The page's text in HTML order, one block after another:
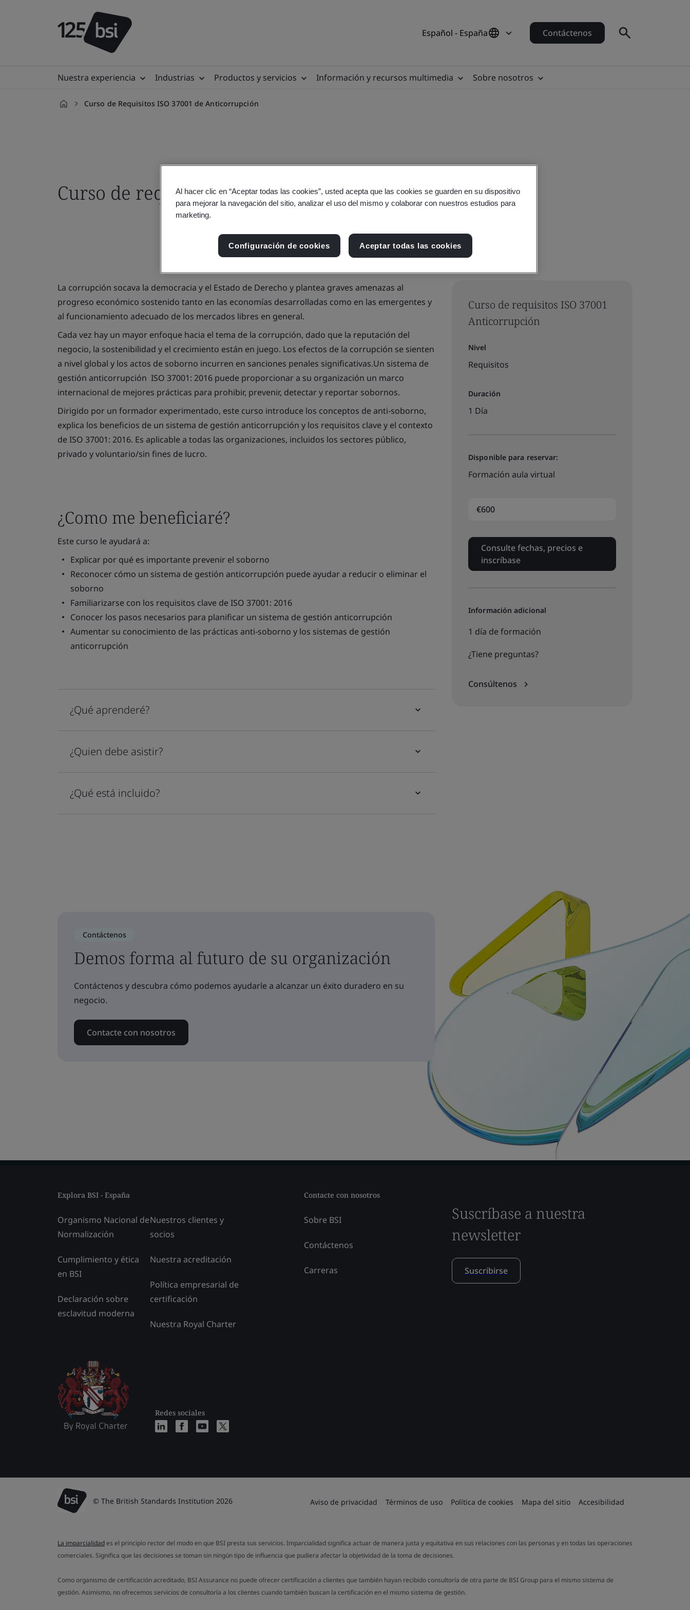
Español - España Contáctenos
Nuestra experiencia Industrias Productos y servicios Información y recursos multimedia Sobre nosotros
Curso de Requisitos ISO 37001 de Anticorrupción
Curso de requisitos ISO 37001 Anticorrupción
Curso de requisitos ISO 37001
Anticorrupción
Nivel
Requisitos
Duración
1 Día
Disponible para reservar:
Formación aula virtual
€600
Consulte fechas, precios e
inscríbase
Información adicional
1 día de formación
¿Tiene preguntas?
Consúltenos
La corrupción socava la democracia y el Estado de Derecho y plantea graves amenazas al
progreso económico sostenido tanto en las economías desarrolladas como en las emergentes y
al funcionamiento adecuado de los mercados libres en general.
Cada vez hay un mayor enfoque hacia el tema de la corrupción, dado que la reputación del
negocio, la sostenibilidad y el crecimiento están en juego. Los efectos de la corrupción se sienten
a nivel global y los actos de soborno incurren en sanciones penales significativas.Un sistema de
gestión anticorrupción ISO 37001: 2016 puede proporcionar a su organización un marco
internacional de mejores prácticas para prohibir, prevenir, detectar y reportar sobornos.
Dirigido por un formador experimentado, este curso introduce los conceptos de anti-soborno,
explica los beneficios de un sistema de gestión anticorrupción y los requisitos clave y el contexto
de ISO 37001: 2016. Es aplicable a todas las organizaciones, incluidos los sectores público,
privado y voluntario/sin fines de lucro.
¿Como me beneficiaré?
Este curso le ayudará a:
Explicar por qué es importante prevenir el soborno
Reconocer cómo un sistema de gestión anticorrupción puede ayudar a reducir o eliminar el
soborno
Familiarizarse con los requisitos clave de ISO 37001: 2016
Conocer los pasos necesarios para planificar un sistema de gestión anticorrupción
Aumentar su conocimiento de las prácticas anti-soborno y los sistemas de gestión
anticorrupción
¿Qué aprenderé?
¿Quien debe asistir?
¿Qué está incluido?
Contáctenos
Demos forma al futuro de su organización
Contáctenos y descubra cómo podemos ayudarle a alcanzar un éxito duradero en su
negocio.
Contacte con nosotros
Explora BSI - España
Organismo Nacional de
Normalización
Cumplimiento y ética
en BSI
Declaración sobre
esclavitud moderna
Nuestros clientes y
socios
Nuestra acreditación
Política empresarial de
certificación
Nuestra Royal Charter
Redes sociales
Contacte con nosotros
Sobre BSI
Contáctenos
Carreras
Suscríbase a nuestra
newsletter
Suscribirse
© The British Standards Institution 2026 Aviso de privacidad Términos de uso Política de cookies Mapa del sitio Accesibilidad
La imparcialidades el principio rector del modo en que BSI presta sus servicios. Imparcialidad significa actuar de manera justa y equitativa en sus relaciones con las personas y en todas las operaciones
comerciales. Significa que las decisiones se toman sin ningún tipo de influencia que pudiera afectar la objetividad de la toma de decisiones.
Como organismo de certificación acreditado, BSI Assurance no puede ofrecer certificación a clientes que también hayan recibido consultoría de otra parte de BSI Group para el mismo sistema de
gestión. Asimismo, no ofrecemos servicios de consultoría a los clientes cuando también buscan la certificación en el mismo sistema de gestión.
Al hacer clic en “Aceptar todas las cookies”, usted acepta que las cookies se guarden en su dispositivo
para mejorar la navegación del sitio, analizar el uso del mismo y colaborar con nuestros estudios para
marketing.
Configuración de cookies Aceptar todas las cookies